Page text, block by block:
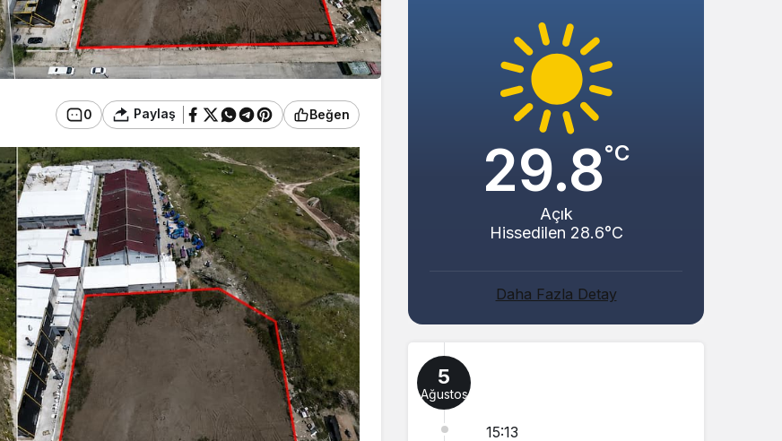
0 Paylaş Beğen
29.8°C
Açık
Hissedilen 28.6°C
Daha Fazla Detay
5
Ağustos
15:13